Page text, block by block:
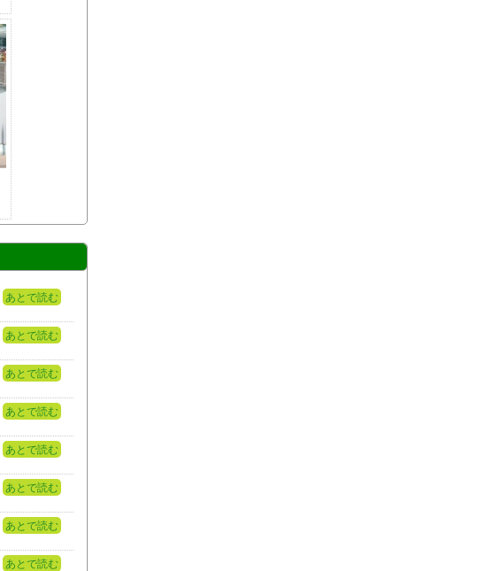
あとで読む
あとで読む
あとで読む
あとで読む
あとで読む
あとで読む
あとで読む
あとで読む